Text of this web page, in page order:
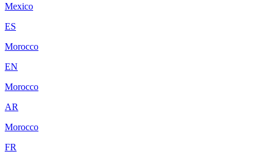
Mexico
ES
Morocco
EN
Morocco
AR
Morocco
FR